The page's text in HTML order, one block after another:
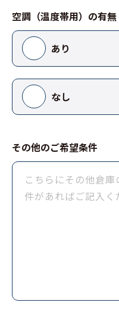
空調（温度帯用）の有無
あり
なし
その他のご希望条件